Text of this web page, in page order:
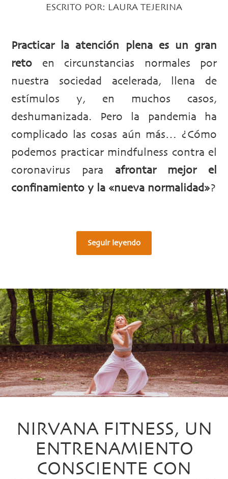
ESCRITO POR: LAURA TEJERINA
Practicar la atención plena es un gran
reto en circunstancias normales por
nuestra sociedad acelerada, llena de
estímulos y, en muchos casos,
deshumanizada. Pero la pandemia ha
complicado las cosas aún más… ¿Cómo
podemos practicar mindfulness contra el
coronavirus para afrontar mejor el
confinamiento y la «nueva normalidad»?
Seguir leyendo
NIRVANA FITNESS, UN
ENTRENAMIENTO
CONSCIENTE CON